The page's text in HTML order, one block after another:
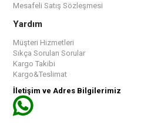
Mesafeli Satış Sözleşmesi
Yardım
Müşteri Hizmetleri
Sıkça Sorulan Sorular
Kargo Takibi
Kargo&Teslimat
İletişim ve Adres Bilgilerimiz